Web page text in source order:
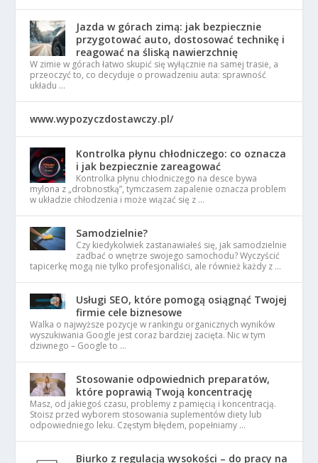
Jazda w górach zimą: jak bezpiecznie
przygotować auto, dostosować technikę i
reagować na śliską nawierzchnię
W zimie w górach łatwo skupić się wyłącznie na samej trasie, a
przeoczyć to, co decyduje o prowadzeniu auta: sprawność
układu …
www.wypozyczdostawczy.pl/
Kontrolka płynu chłodniczego: co oznacza
i jak bezpiecznie zareagować
Kontrolka płynu chłodniczego na desce bywa
mylona z „drobnostką”, tymczasem zapalenie oznacza problem
w układzie chłodzenia i może wiązać się z …
Samodzielnie?
Czy kiedykolwiek zastanawiałeś się, jak samodzielnie
zadbać o wnętrze swojego samochodu? Wyczyścić
tapicerkę mogą nie tylko profesjonaliści, ale również każdy z …
Usługi SEO, które pomogą osiągnąć Twojej
firmie cele biznesowe
Walka o najwyższe pozycje w rankingu organicznych wyników
wyszukiwania Google jest coraz bardziej zacięta. Nic w tym
dziwnego – Google to …
Stosowanie odpowiednich preparatów,
które poprawią Twoją koncentrację
Masz, od jakiegoś czasu, problemy z pamięcią i koncentracją.
Stoisz przed wyborem stosowania suplementów diety lub
odpowiedniego leku. Częstym błędem, popełniamy …
Biurko z regulacją wysokości – do pracy na